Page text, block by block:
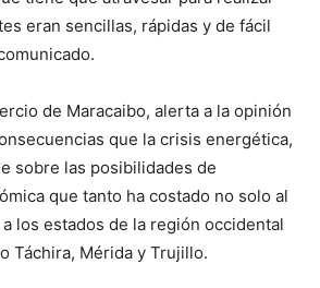
eran sencillas, rápidas y de fácil
de Maracaibo, alerta a la opinión
que la crisis energética,
sobre las posibilidades de
que tanto ha costado no solo al
los estados de la región occidental
Táchira, Mérida y Trujillo.